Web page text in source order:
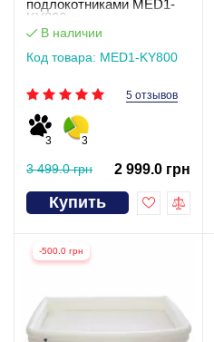
подлокотниками MED1-
KY800
В наличии
Код товара: MED1-KY800
5 отзывов
3 3
3 499.0 грн 2 999.0 грн
Купить
-500.0 грн